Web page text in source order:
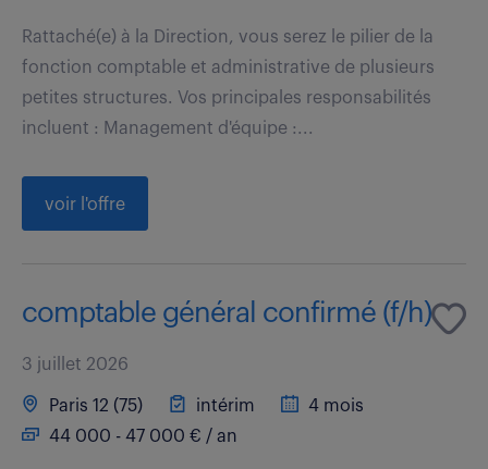
Rattaché(e) à la Direction, vous serez le pilier de la
fonction comptable et administrative de plusieurs
petites structures. Vos principales responsabilités
incluent : Management d'équipe :...
voir l'offre
comptable général confirmé (f/h)
3 juillet 2026
Paris 12 (75) intérim
4 mois
44 000 - 47 000 € / an